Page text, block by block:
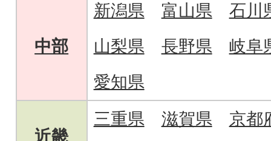
中部
新潟県 富山県
石川
山梨県
長野県
岐阜
愛知県
近畿
三重県 滋賀県 京都